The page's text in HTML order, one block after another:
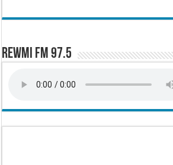
Rewmi FM 97.5